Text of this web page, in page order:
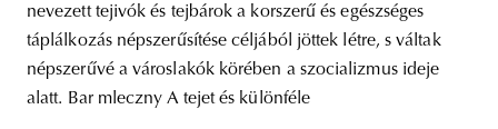
nevezett tejivók és tejbárok a korszerű és egészséges
táplálkozás népszerűsítése céljából jöttek létre, s váltak
népszerűvé a városlakók körében a szocializmus ideje
alatt. Bar mleczny A tejet és különféle